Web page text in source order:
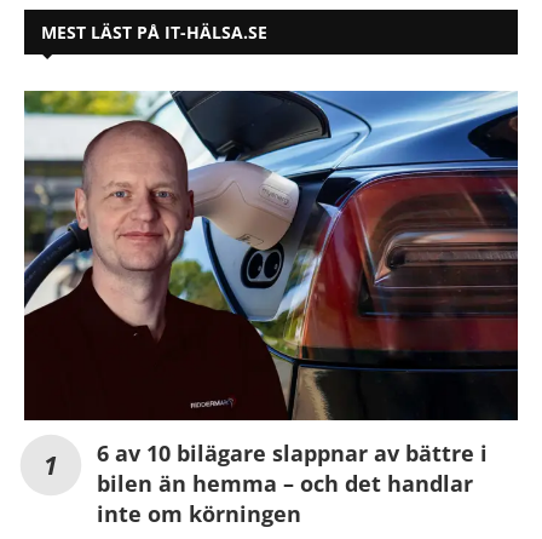
MEST LÄST PÅ IT-HÄLSA.SE
6 av 10 bilägare slappnar av bättre i
bilen än hemma – och det handlar
inte om körningen